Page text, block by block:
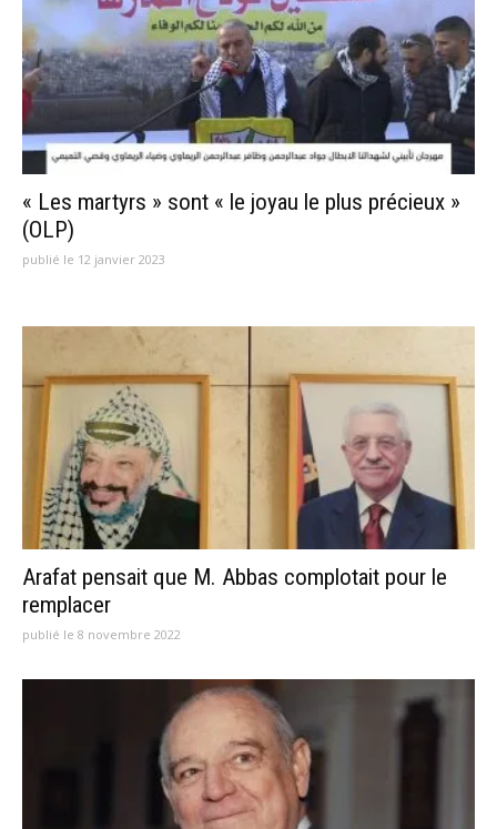
« Les martyrs » sont « le joyau le plus précieux »
(OLP)
publié le 12 janvier 2023
Arafat pensait que M. Abbas complotait pour le
remplacer
publié le 8 novembre 2022